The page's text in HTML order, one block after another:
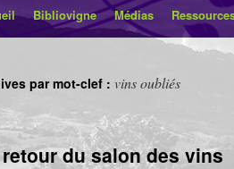
Bibliovigne Médias
par mot-clef : vins oubliés
du salon des vins